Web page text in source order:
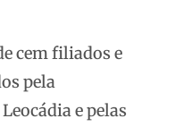
cem filiados e
pela
e pelas